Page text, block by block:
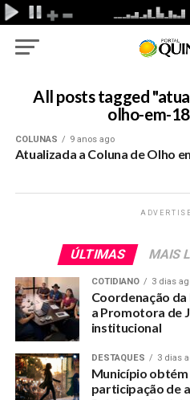
All posts tagged
olho-em-
COLUNAS 9 anos ago
Atualizada a Coluna de Olho
ÚLTIMAS MAIS
COTIDIANO 3 dias
Coordenação
a Promotora de
institucional
DESTAQUES 3 dias
Município
participação de